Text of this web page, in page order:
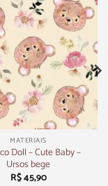
MATERIAIS
Doll – Cute Baby –
Ursos bege
R$45,90